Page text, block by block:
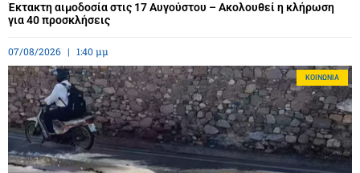
Έκτακτη αιμοδοσία στις 17 Αυγούστου – Ακολουθεί η κλήρωση
για 40 προσκλήσεις
07/08/2026 1:40 μμ
ΚΟΙΝΩΝΊΑ